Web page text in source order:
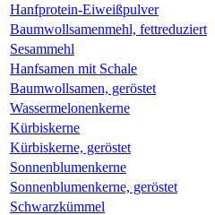
Hanfprotein-Eiweißpulver
Baumwollsamenmehl, fettreduziert
Sesammehl
Hanfsamen mit Schale
Baumwollsamen, geröstet
Wassermelonenkerne
Kürbiskerne
Kürbiskerne, geröstet
Sonnenblumenkerne
Sonnenblumenkerne, geröstet
Schwarzkümmel